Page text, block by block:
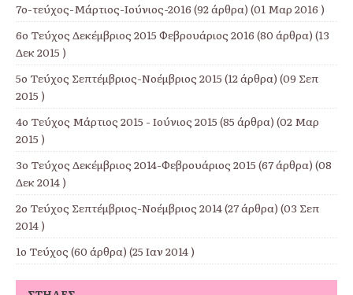
7ο-τεύχος-Μάρτιος-Ιούνιος-2016 (92 άρθρα) (01 Μαρ 2016 )
6ο Τεύχος Δεκέμβριος 2015 Φεβρουάριος 2016 (80 άρθρα) (13
Δεκ 2015 )
5ο Τεύχος Σεπτέμβριος-Νοέμβριος 2015 (12 άρθρα) (09 Σεπ
2015 )
4ο Τεύχος Μάρτιος 2015 - Ιούνιος 2015 (85 άρθρα) (02 Μαρ
2015 )
3ο Τεύχος Δεκέμβριος 2014-Φεβρουάριος 2015 (67 άρθρα) (08
Δεκ 2014 )
2ο Τεύχος Σεπτέμβριος-Νοέμβριος 2014(27 άρθρα) (03 Σεπ
2014 )
1ο Τεύχος (60 άρθρα) (25 Ιαν 2014 )